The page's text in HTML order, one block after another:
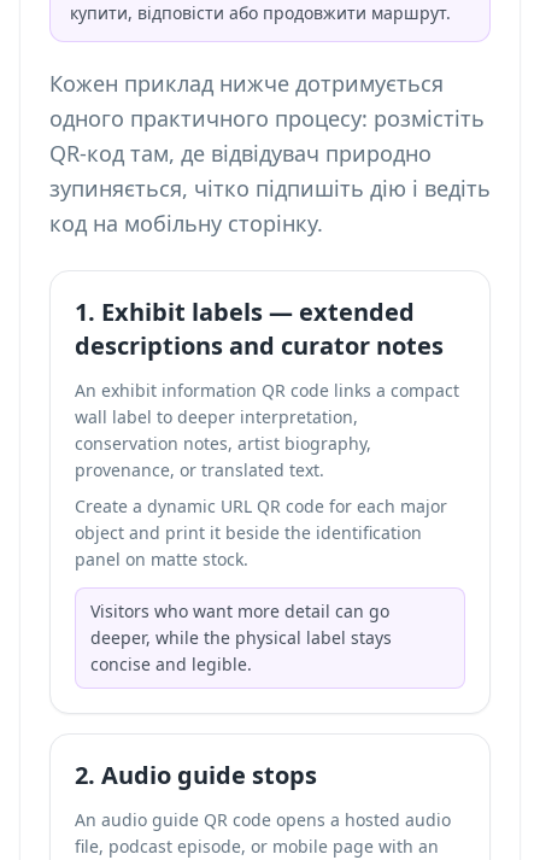
купити, відповісти або продовжити маршрут.
Кожен приклад нижче дотримується
одного практичного процесу: розмістіть
QR-код там, де відвідувач природно
зупиняється, чітко підпишіть дію і ведіть
код на мобільну сторінку.
1. Exhibit labels — extended
descriptions and curator notes
An exhibit information QR code links a compact
wall label to deeper interpretation,
conservation notes, artist biography,
provenance, or translated text.
Create a dynamic URL QR code for each major
object and print it beside the identification
panel on matte stock.
Visitors who want more detail can go
deeper, while the physical label stays
concise and legible.
2. Audio guide stops
An audio guide QR code opens a hosted audio
file, podcast episode, or mobile page with an